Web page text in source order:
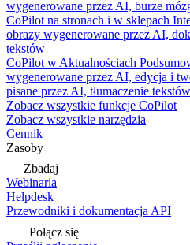
wygenerowane przez AI, burze
CoPilot na stronach i w sklepach
obrazy wygenerowane przez AI,
tekstów
CoPilot w Aktualnościach
wygenerowane przez AI, edycja i
pisane przez AI, tłumaczenie tekstów
Zobacz wszystkie funkcje CoPilot
Zobacz wszystkie narzędzia
Cennik
Zasoby
Zbadaj
Webinaria
Helpdesk
Przewodniki i dokumentacja API
Połącz się